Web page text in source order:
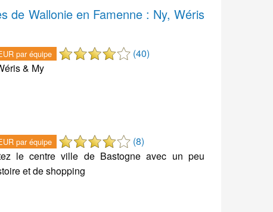
de Wallonie en Famenne : Ny, Wéris
par équipe
(40)
& My
par équipe
(8)
le centre ville de Bastogne avec un peu
et de shopping